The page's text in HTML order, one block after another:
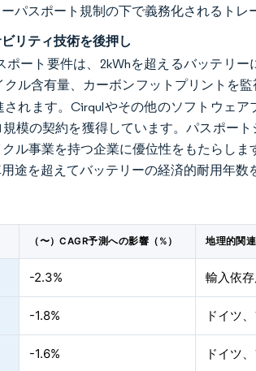
パスポート規制の下で義務化されるトレ
リティ技術を後押し
ポート要件は、2kWhを超えるバッテリ
ル含有量、カーボンフットプリントを
れます。Cirqulやその他のソフトウェ
模の契約を獲得しています。パスポー
ル事業を持つ企業に優位性をもたらし
途を超えてバッテリーの経済的耐用年数
（〜）CAGR予測への影響（%） 地理的関
-2.3% 輸入依
-1.8% ドイツ
-1.6% ドイツ